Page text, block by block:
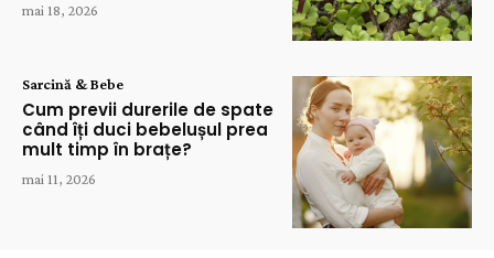
mai 18, 2026
Sarcină & Bebe
Cum previi durerile de spate
când îți duci bebelușul prea
mult timp în brațe?
mai 11, 2026